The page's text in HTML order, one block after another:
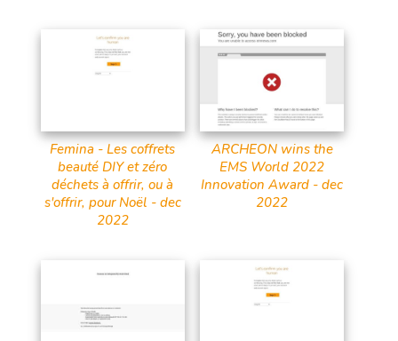
Femina - Les coffrets
beauté DIY et zéro
déchets à offrir, ou à
s'offrir, pour Noël - dec
2022
ARCHEON wins the
EMS World 2022
Innovation Award - dec
2022